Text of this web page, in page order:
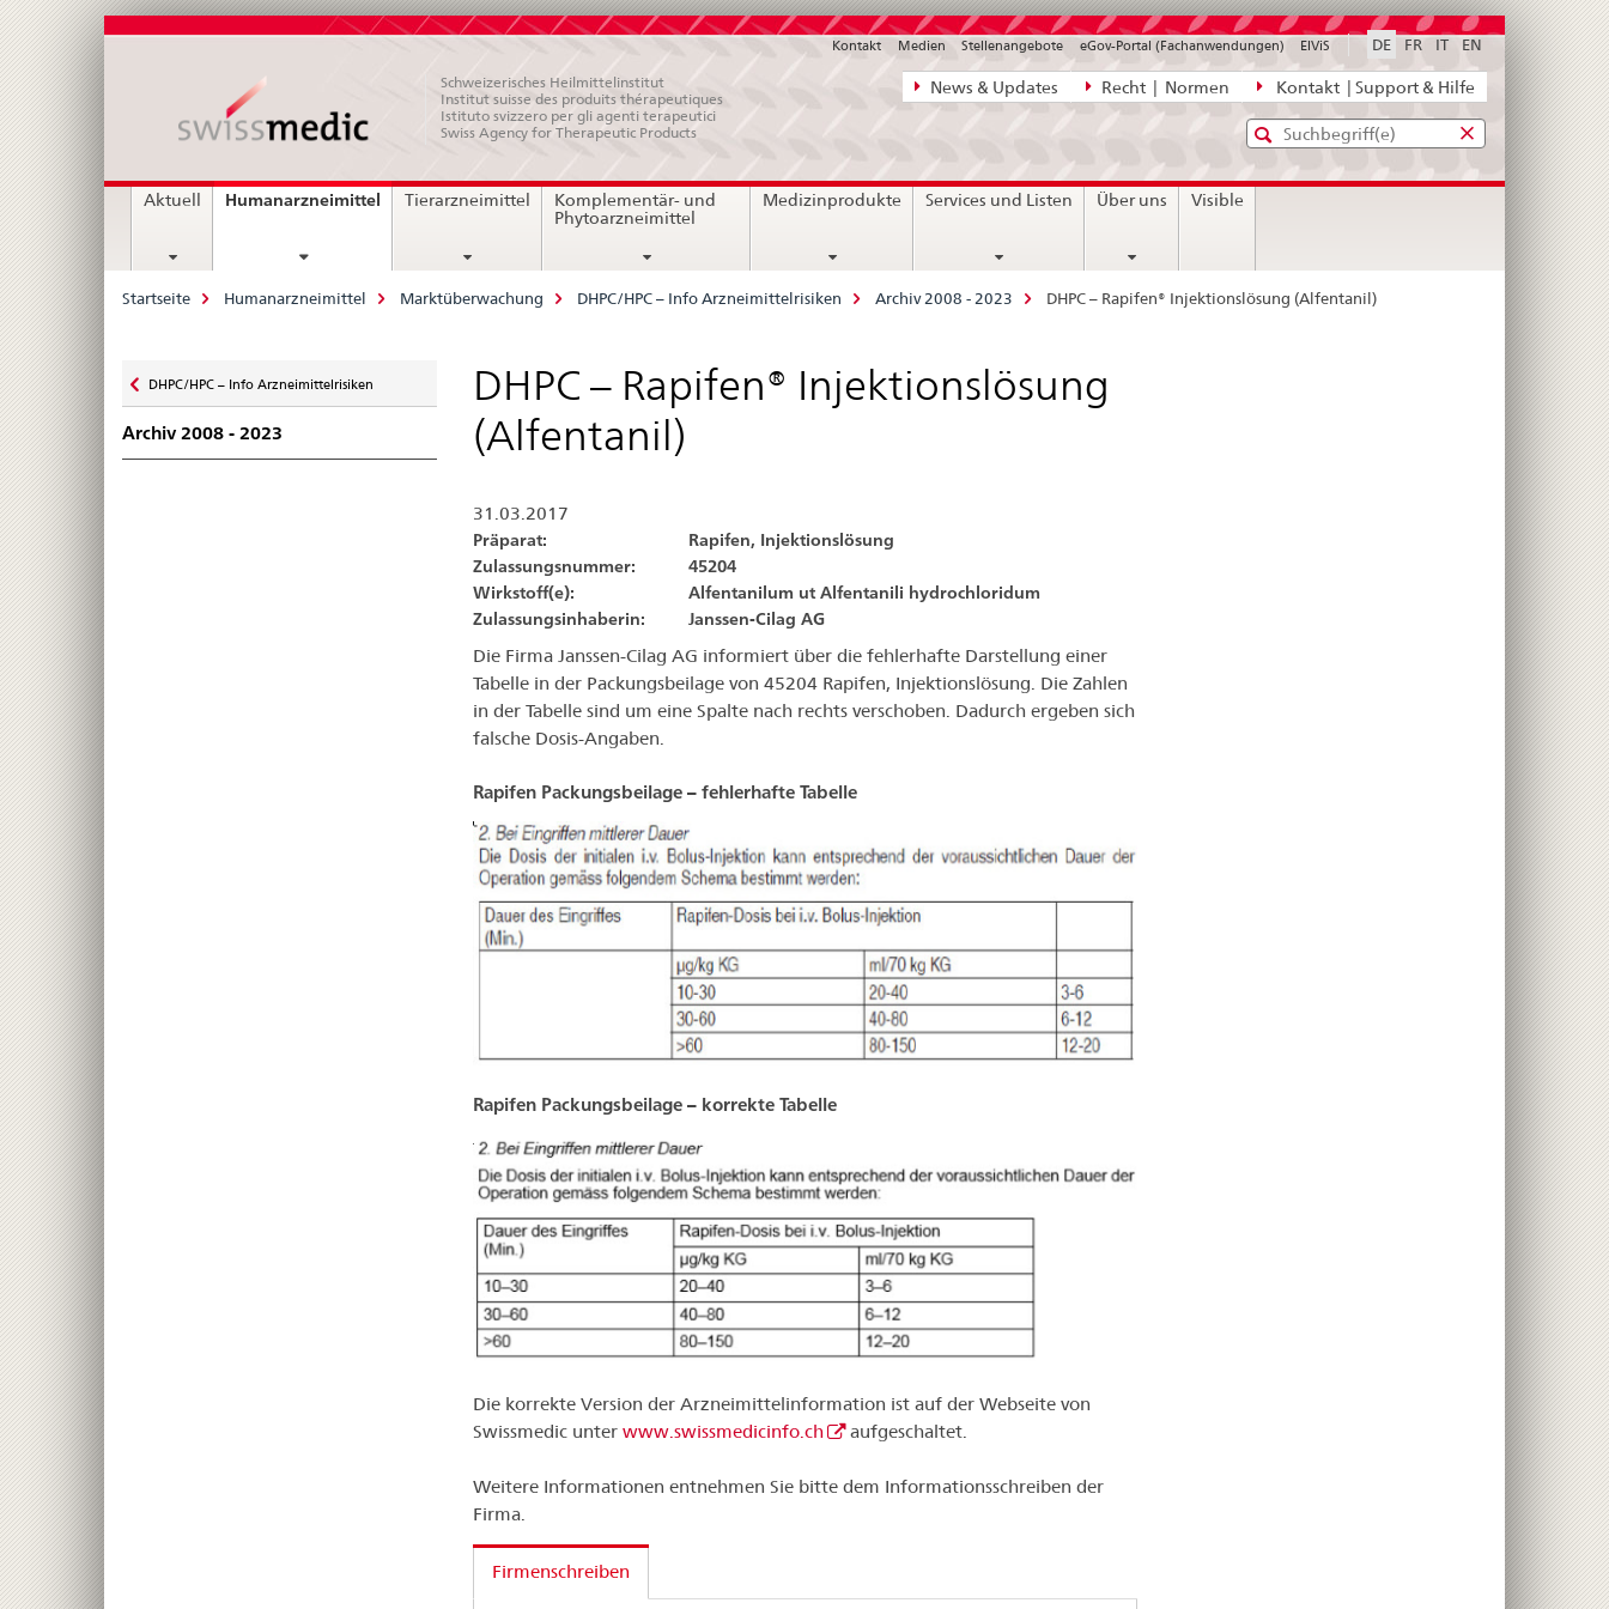
Direktnavigation
News,
Kontakt
News & Updates Recht | Normen Kontakt | Support & Hilfe
DE FR IT EN
Kontakt Medien Stellenangebote eGov-Portal (Fachanwendungen) ElViS
Schweizerisches Heilmittelinstitut
Institut suisse des produits thérapeutiques
Istituto svizzero per gli agenti terapeutici
Swiss Agency for Therapeutic Products
Standard-
Suche
Eingabefenster
diefür
Hauptnavigation
Aktuell Humanarzneimittel current
Tierarzneimittel
Komplementär- und
Phytoarzneimittel
Medizinprodukte Services und Listen Über uns Visible
Breadcrumb
Startseite Humanarzneimittel Marktüberwachung DHPC/HPC – Info Arzneimittelrisiken Archiv 2008 - 2023 DHPC – Rapifen® Injektionslösung (Alfentanil)
zu
DHPC/HPC – Info Arzneimittelrisiken
Archiv 2008 - 2023
DHPC – Rapifen® Injektionslösung
(Alfentanil)
31.03.2017
Präparat:
Rapifen, Injektionslösung
Zulassungsnummer:
45204
Wirkstoff(e):
Alfentanilum ut Alfentanili hydrochloridum
Zulassungsinhaberin: Janssen-Cilag AG
Die Firma Janssen-Cilag AG informiert über die fehlerhafte Darstellung einer
Tabelle in der Packungsbeilage von 45204 Rapifen, Injektionslösung. Die Zahlen
in der Tabelle sind um eine Spalte nach rechts verschoben. Dadurch ergeben sich
falsche Dosis-Angaben.
Rapifen Packungsbeilage – fehlerhafte Tabelle
Rapifen Packungsbeilage – korrekte Tabelle
Die korrekte Version der Arzneimittelinformation ist auf der Webseite von
Swissmedic unter www.swissmedicinfo.ch aufgeschaltet.
Weitere Informationen entnehmen Sie bitte dem Informationsschreiben der
Firma.
Firmenschreiben